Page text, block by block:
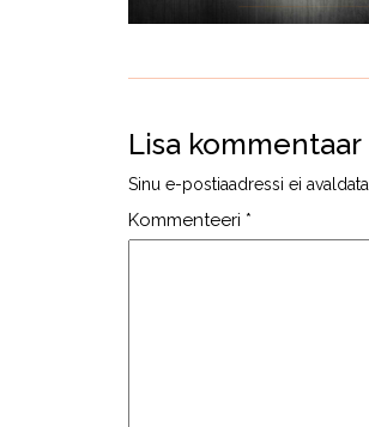
Lisa kommentaar
Sinu e-postiaadressi ei avaldata.
Kommenteeri *